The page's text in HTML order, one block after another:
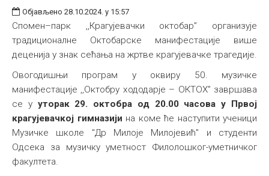
Објављено 28.10.2024. у 15:57
Спомен–парк ,,Крагујевачки октобар” организује
традиционалне Октобарске манифестације више
деценија у знак сећања на жртве крагујевачке трагедије.
Овогодишњи програм у оквиру 50. музичке
манифестације ,,Октобру хододарје – ОКТОХ” завршава
се у уторак 29. октобра од 20.00 часова у Првој
крагујевачкој гимназији на коме ће наступити ученици
Музичке школе "Др Милоје Милојевић" и студенти
Одсека за музичку уметност Филолошког-уметничког
факултета.